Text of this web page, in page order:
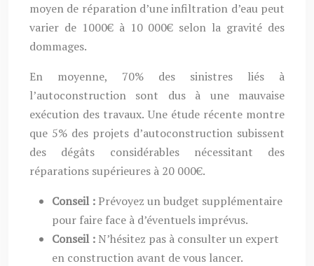
moyen de réparation d’une infiltration d’eau peut
varier de 1000€ à 10 000€ selon la gravité des
dommages.
En moyenne, 70% des sinistres liés à
l’autoconstruction sont dus à une mauvaise
exécution des travaux. Une étude récente montre
que 5% des projets d’autoconstruction subissent
des dégâts considérables nécessitant des
réparations supérieures à 20 000€.
Conseil : Prévoyez un budget supplémentaire
pour faire face à d’éventuels imprévus.
Conseil : N’hésitez pas à consulter un expert
en construction avant de vous lancer.